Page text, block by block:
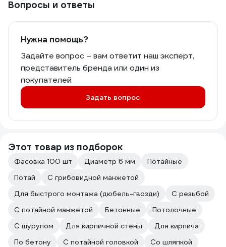
Вопросы и ответы
Нужна помощь?
Задайте вопрос – вам ответит наш эксперт,
представитель бренда или один из
покупателей
Задать вопрос
Этот товар из подборок
Фасовка 100 шт Диаметр 6 мм
Потайные
Потай
С грибовидной манжетой
Для быстрого монтажа (дюбель-гвозди)
С резьбой
С потайной манжетой
Бетонные
Потолочные
С шурупом
Для кирпичной стены
Для кирпича
По бетону
С потайной головкой
Со шляпкой